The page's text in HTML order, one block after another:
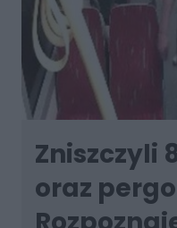
Zniszczyli
oraz